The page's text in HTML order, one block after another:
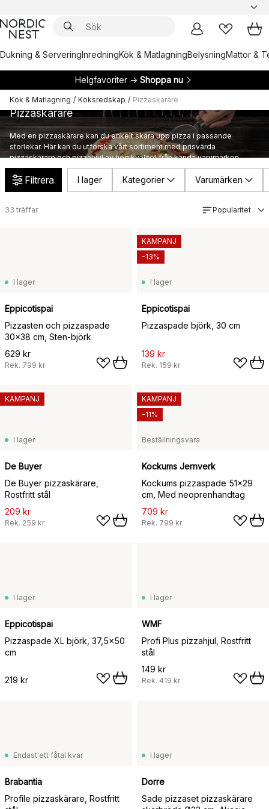
Dukning & ServeringInredningKök & MatlagningBelysningMattor &
Helgfavoriter → Shoppa nu
Kök & Matlagning / Köksredskap / Pizzaskärare
Pizzaskärare
Med en pizzaskärare kan du enkelt skära upp pizza i passande
storlekar. Här kan du utforska vårt sortiment med prisvärda
pizzaskärare och pizzahjul av hög kvalitet från kända varumärken.
Filtrera I lager Kategorier Varumärken
33 träffar Popularitet
I lager
Eppicotispai
Pizzasten och pizzaspade
30x38 cm, Sten-björk
629 kr
Rek. 799 kr
I lager
Eppicotispai
Pizzaspade björk, 30 cm
139 kr
Rek. 159 kr
KAMPANJ
-13%
I lager
De Buyer
De Buyer pizzaskärare,
Rostfritt stål
209 kr
Rek. 259 kr
KAMPANJ
Beställningsvara
Kockums Jernverk
Kockums pizzaspade 51x29
cm, Med neoprenhandtag
709 kr
Rek. 799 kr
KAMPANJ
-11%
I lager
Eppicotispai
Pizzaspade XL björk, 37,5x50
cm
219 kr
I lager
WMF
Profi Plus pizzahjul, Rostfritt
stål
149 kr
Rek. 419 kr
Endast ett fåtal kvar
Brabantia
Profile pizzaskärare, Rostfritt
I lager
Dorre
Sade pizzaset pizzaskärare